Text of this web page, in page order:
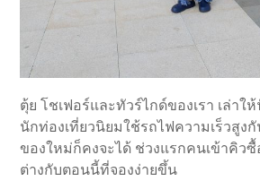
ตุ้ย โชเฟอร์และทัวร์ไกด์ของเรา เล่าใ
นักท่องเที่ยวนิยมใช้รถไฟความเร็วสูงกั
ของใหม่ก็คงจะได้ ช่วงแรกคนเข้าคิวซื้
ต่างกับตอนนี้ที่จองง่ายขึ้น